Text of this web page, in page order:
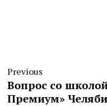
Previous
Вопрос со
Премиум»